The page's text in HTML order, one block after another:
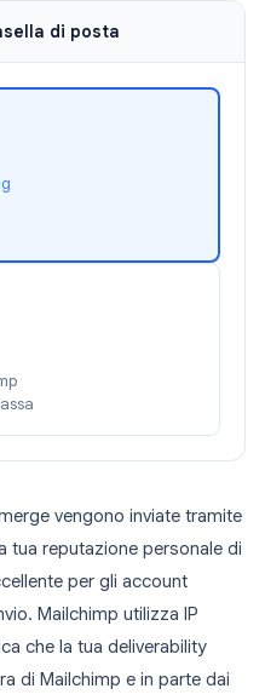
di posta
vengono inviate tramite
tua reputazione personale di
per gli account
Mailchimp utilizza IP
che la tua deliverability
di Mailchimp e in parte dai